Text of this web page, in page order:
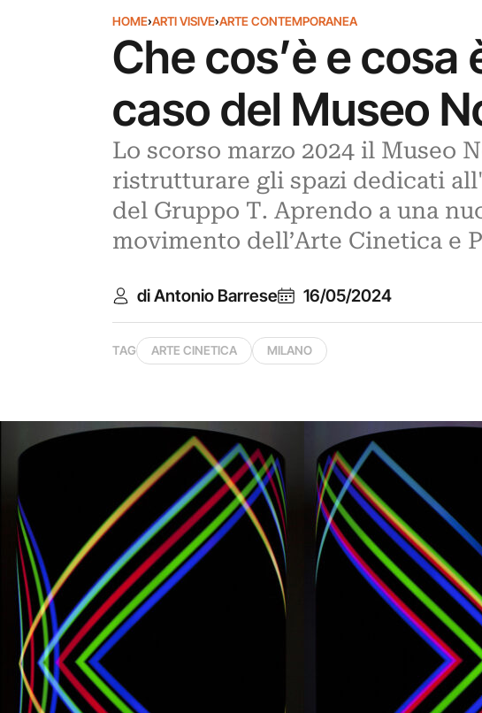
HOME›ARTI VISIVE›ARTE CONTEMPORANEA
Che cos’è e cosa
caso del Museo
Lo scorso marzo 2024 il Museo
ristrutturare gli spazi dedicati
del Gruppo T. Aprendo a una
movimento dell’Arte Cinetica e
di Antonio Barrese 16/05/2024
TAG ARTE CINETICA MILANO